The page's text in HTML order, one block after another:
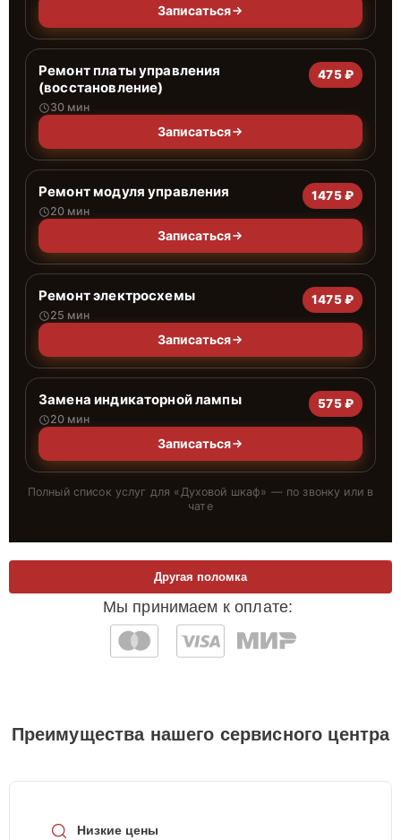
Записаться
Ремонт платы управления
(восстановление)
30 мин
475 ₽
Записаться
Ремонт модуля управления
20 мин
1475 ₽
Записаться
Ремонт электросхемы
25 мин
1475 ₽
Записаться
Замена индикаторной лампы
20 мин
575 ₽
Записаться
Полный список услуг для «Духовой шкаф» — по звонку или в
чате
Мы принимаем к оплате:
Другая поломка
Преимущества нашего сервисного центра
Низкие цены